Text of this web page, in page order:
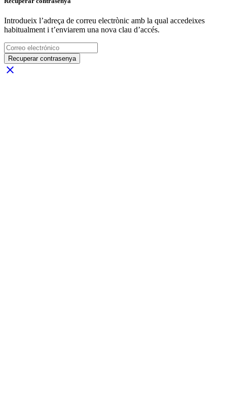
Introdueix l’adreça de correu electrònic amb la qual accedeixes
habitualment i t’enviarem una nova clau d’accés.
Recuperar contrasenya
close